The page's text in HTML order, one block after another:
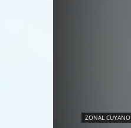
ZONAL CUYANO